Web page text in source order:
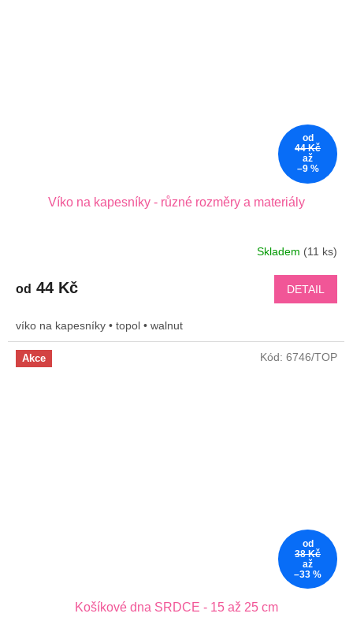
od
44 Kč
až
–9 %
Víko na kapesníky - různé rozměry a materiály
Skladem (11 ks)
od 44 Kč DETAIL
víko na kapesníky • topol • walnut
Akce
od
38 Kč
až
–33 %
Košíkové dna SRDCE - 15 až 25 cm
Kód: 6746/TOP